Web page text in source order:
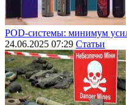
POD-системы: минимум
24.06.2025 07:29 Статьи